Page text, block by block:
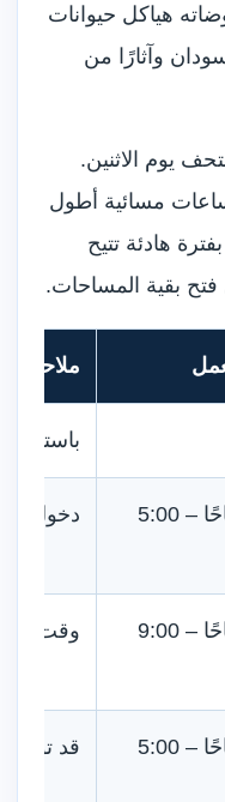
هياكل حيوانات
وآثارًا من
يوم الاثنين.
ساعات مسائية أطول
هادئة تتيح
بقية المساحات.
باستثناء
10:00 صباحًا – 5:00
دخول
10:00 صباحًا – 9:00
وقت
10:00 صباحًا – 5:00
قد توجد